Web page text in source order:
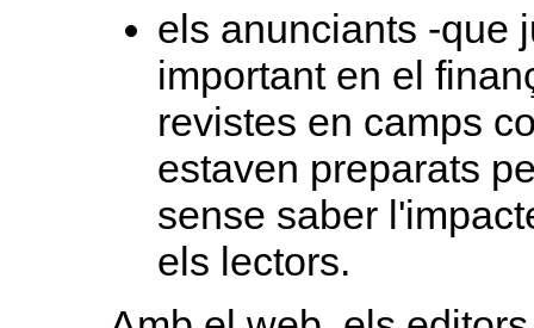
els anunciants -que
important en el
revistes en camps
estaven preparats
sense saber
els lectors.